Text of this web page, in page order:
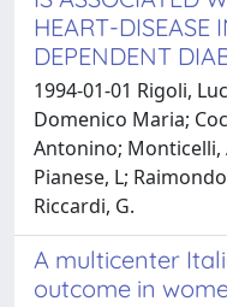
HEART-
DEPENDENT
1994-01-01 Rigoli,
Domenico Maria;
Antonino; Monticelli,
Pianese, L;
Riccardi, G.
A multicenter
outcome in